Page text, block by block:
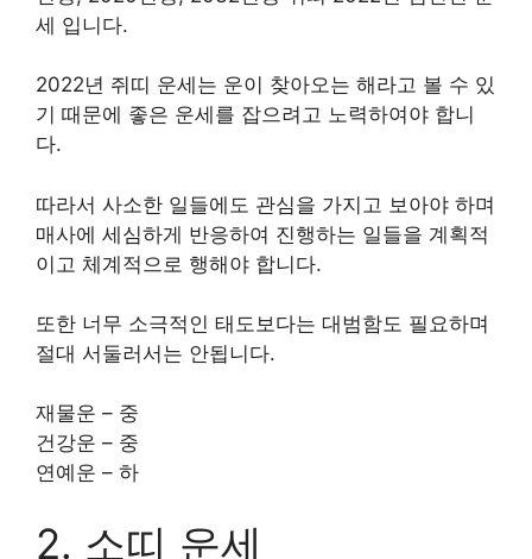
세 입니다.
2022년 쥐띠 운세는 운이 찾아오는 해라고 볼 수 있
기 때문에 좋은 운세를 잡으려고 노력하여야 합니
다.
따라서 사소한 일들에도 관심을 가지고 보아야 하며
매사에 세심하게 반응하여 진행하는 일들을 계획적
이고 체계적으로 행해야 합니다.
또한 너무 소극적인 태도보다는 대범함도 필요하며
절대 서둘러서는 안됩니다.
재물운 – 중
건강운 – 중
연예운 – 하
2. 소띠 운세